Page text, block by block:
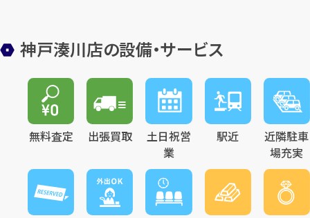
神戸湊川店の設備・サービス
無料査定 出張買取
土日祝営
業
駅近
近隣駐車
場充実